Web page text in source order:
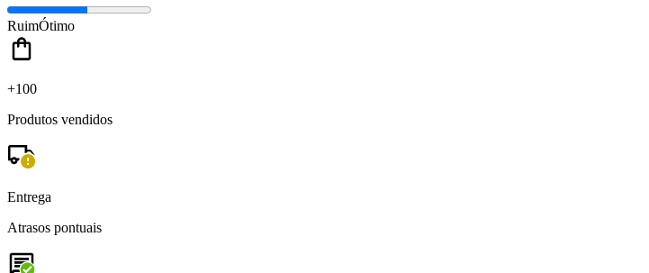
RuimÓtimo
+100
Produtos vendidos
Entrega
Atrasos pontuais